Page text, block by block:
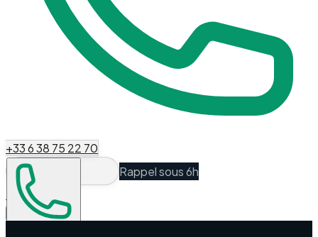
+33 6 38 75 22 70
Rappel sous 6h
Espace Client